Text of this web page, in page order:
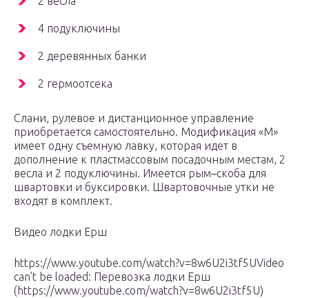
4 подуключины
2 деревянных банки
2 гермоотсека
Слани, рулевое и дистанционное управление
приобретается самостоятельно. Модификация «М»
имеет одну съемную лавку, которая идет в
дополнение к пластмассовым посадочным местам, 2
весла и 2 подуключины. Имеется рым–скоба для
швартовки и буксировки. Швартовочные утки не
входят в комплект.
Видео лодки Ерш
https://www.youtube.com/watch?v=8w6U2i3tf5UVideo
can’t be loaded: Перевозка лодки Ерш
(https://www.youtube.com/watch?v=8w6U2i3tf5U)